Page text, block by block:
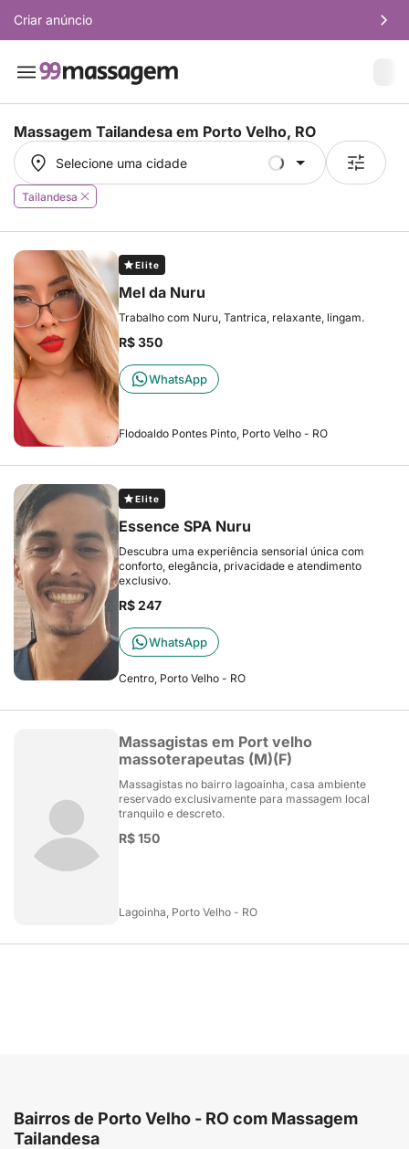
Criar anúncio
Massagem Tailandesa em Porto Velho, RO
Selecione uma cidade
Selecione uma cidade
Tailandesa
Elite
Mel da Nuru
Trabalho com Nuru, Tantrica, relaxante, lingam.
R$ 350
WhatsApp
Flodoaldo Pontes Pinto, Porto Velho - RO
Elite
Essence SPA Nuru
Descubra uma experiência sensorial única com
conforto, elegância, privacidade e atendimento
exclusivo.
R$ 247
WhatsApp
Centro, Porto Velho - RO
Massagistas em Port velho
massoterapeutas (M)(F)
Massagistas no bairro lagoainha, casa ambiente
reservado exclusivamente para massagem local
tranquilo e descreto.
R$ 150
Lagoinha, Porto Velho - RO
Bairros de Porto Velho - RO com Massagem
Tailandesa